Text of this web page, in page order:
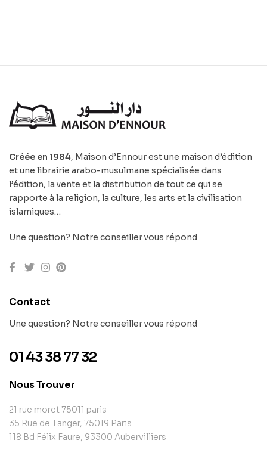
Créée en 1984, Maison d’Ennour est une maison d’édition
et une librairie arabo-musulmane spécialisée dans
l’édition, la vente et la distribution de tout ce qui se
rapporte à la religion, la culture, les arts et la civilisation
islamiques…
Une question? Notre conseiller vous répond
Contact
Une question? Notre conseiller vous répond
01 43 38 77 32
Nous Trouver
21 rue moret 75011 paris
35 Rue de Tanger, 75019 Paris
118 Bd Félix Faure, 93300 Aubervilliers